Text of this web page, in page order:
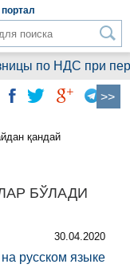
портал
по НДС при
қандай
БЎЛАДИ
30.04.2020
русском языке